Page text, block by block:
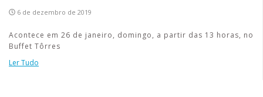
6 de dezembro de 2019
Acontece em 26 de janeiro, domingo, a partir das 13 horas, no
Buffet Tôrres
Ler Tudo